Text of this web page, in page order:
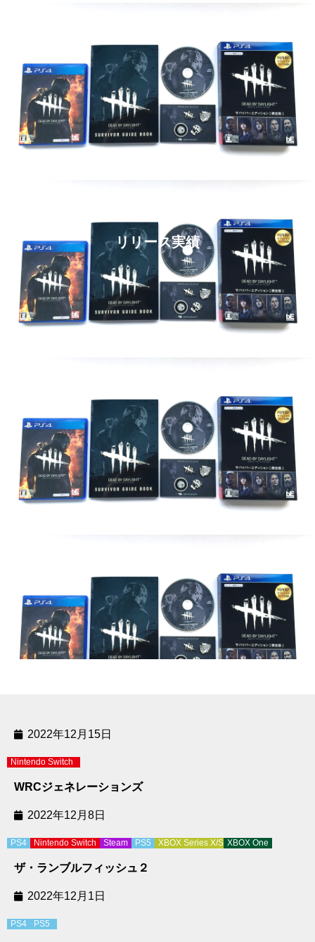
リリース実績
2022年12月15日
Nintendo Switch
WRCジェネレーションズ
2022年12月8日
PS4 Nintendo Switch Steam PS5 XBOX Series X/S XBOX One
ザ・ランブルフィッシュ２
2022年12月1日
PS4 PS5